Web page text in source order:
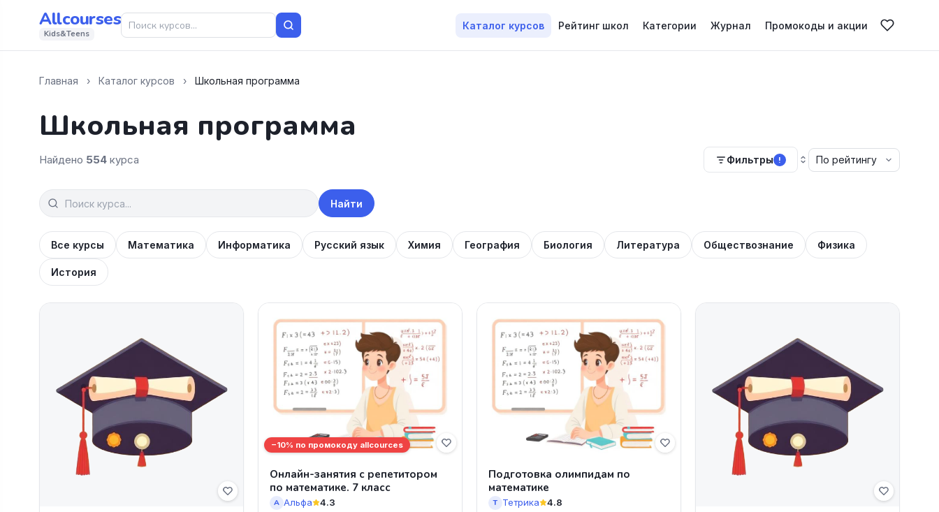
Allcourses
Kids&Teens
Каталог курсов Рейтинг школ Категории Журнал Промокоды и акции
Главная › Каталог курсов › Школьная программа
Школьная программа
Найдено 554 курса Фильтры !
Найти
Все курсы Математика Информатика Русский язык Химия География Биология Литература Обществознание Физика
История
−10% по промокоду allcources
Онлайн-занятия с репетитором
по математике. 7 класс
А Альфа
4.3
Подготовка олимпидам по
математике
Т Тетрика
4.8